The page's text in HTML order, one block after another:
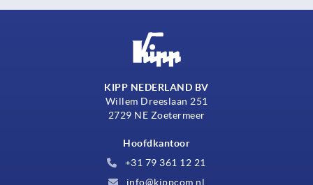
KIPP NEDERLAND BV
Willem Dreeslaan 251
2729 NE Zoetermeer
Hoofdkantoor
+31 79 361 12 21
info@kippcom.nl